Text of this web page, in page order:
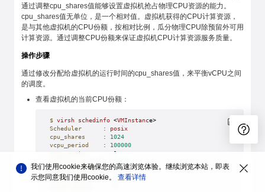
通过调整cpu_shares值能够设置虚拟机抢占物理CPU资源的能力。
cpu_shares值无单位，是一个相对值。虚拟机获得的CPU计算资源，
是与其他虚拟机的CPU份额，按相对比例，瓜分物理CPU除预留外可用
计算资源。通过调整CPU份额来保证虚拟机CPU计算资源服务质量。
操作步骤
通过修改分配给虚拟机的运行时间的cpu_shares值，来平衡vCPU之间
的调度。
查看虚拟机的当前CPU份额：
$ virsh schedinfo <VMInstance>
Scheduler
      :
posix
cpu_shares
     :
1024
vcpu_period
    :
100000
vcpu_quota
-1
emulator_quota : -1
global_period
  :
100000
我们使用cookie来确保您的高速浏览体验。继续浏览本站，即表
示您同意我们使用cookie。 查看详情